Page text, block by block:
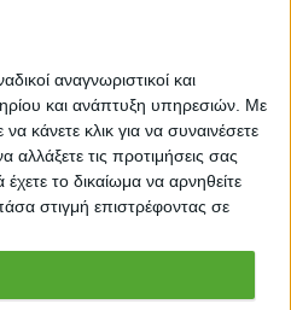
αναγνωριστικοί και
και ανάπτυξη υπηρεσιών. Με
κάνετε κλικ για να συναινέσετε
τις προτιμήσεις σας
το δικαίωμα να αρνηθείτε
στιγμή επιστρέφοντας σε